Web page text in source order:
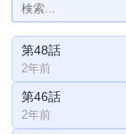
第48話
2年前
第46話
2年前